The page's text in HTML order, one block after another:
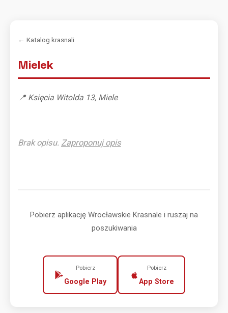
← Katalog krasnali
Mielek
📍 Księcia Witolda 13, Miele
Brak opisu. Zaproponuj opis
Pobierz aplikację Wrocławskie Krasnale i ruszaj na
poszukiwania
Pobierz
Google Play
Pobierz
App Store